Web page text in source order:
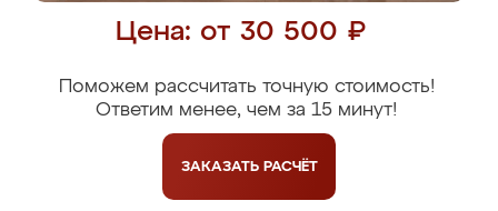
Цена: от 30 500 ₽
Поможем рассчитать точную стоимость!
Ответим менее, чем за 15 минут!
ЗАКАЗАТЬ РАСЧЁТ